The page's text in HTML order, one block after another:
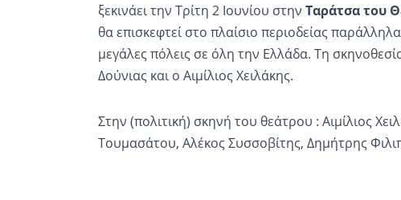
ξεκινάει την Τρίτη 2 Ιουνίου στην Ταράτσα του
θα επισκεφτεί στο πλαίσιο περιοδείας
μεγάλες πόλεις σε όλη την Ελλάδα. Τη
Δούνιας και ο Αιμίλιος Χειλάκης.
Στην (πολιτική) σκηνή του θεάτρου : Αιμίλιος
Τουμασάτου, Αλέκος Συσσοβίτης, Δημήτρης